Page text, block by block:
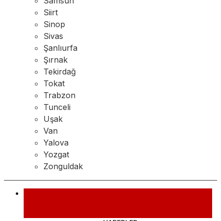
Siirt
Sinop
Sivas
Şanlıurfa
Şırnak
Tekirdağ
Tokat
Trabzon
Tunceli
Uşak
Van
Yalova
Yozgat
Zonguldak